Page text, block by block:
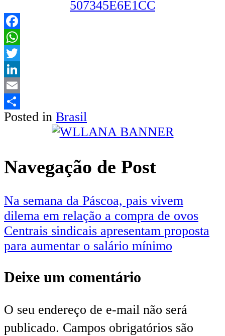
Facebook
WhatsApp
Twitter
LinkedIn
Email
Share
Posted in Brasil
Navegação de Post
Na semana da Páscoa, pais vivem
dilema em relação a compra de ovos
Centrais sindicais apresentam proposta
para aumentar o salário mínimo
Deixe um comentário
O seu endereço de e-mail não será
publicado. Campos obrigatórios são